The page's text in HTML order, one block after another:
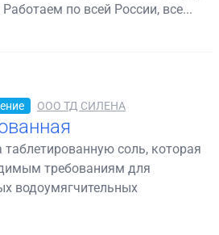
по всей России, все...
ООО ТД СИЛЕНА
соль, которая
требованиям для
водоумягчительных